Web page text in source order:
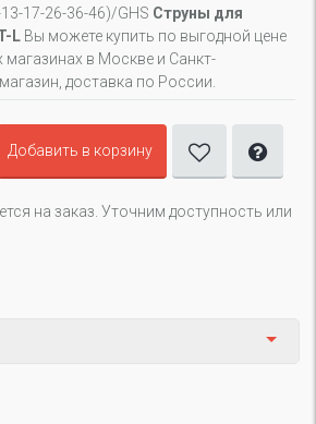
17-26-36-46)/GHS Cтруны для
L Вы можете купить по выгодной цене
в Москве и Санкт-
доставка по России.
Добавить в корзину
на заказ. Уточним доступность или